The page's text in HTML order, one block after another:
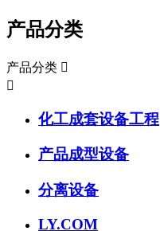
产品分类
产品分类 

化工成套设备工程
产品成型设备
分离设备
LY.COM